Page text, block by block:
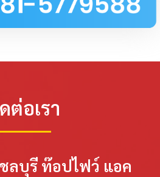
ต่อเรา
บุรี ท๊อปไฟว์ แอค